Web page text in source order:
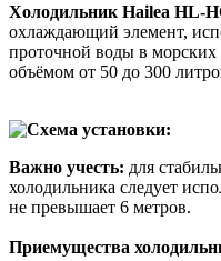
Холодильник Hailea HL-
охлаждающий элемент,
проточной воды в
объёмом от 50 до 300
Важно учесть: для
холодильника следует
не превышает 6 метров.
Приемущества